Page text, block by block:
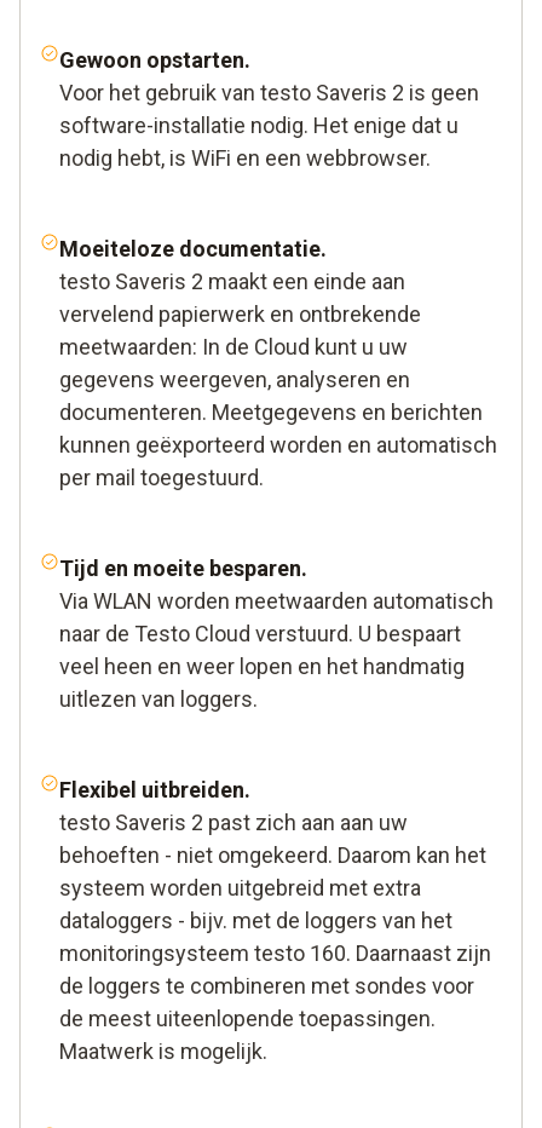
Gewoon opstarten.
Voor het gebruik van testo Saveris 2 is geen
software-installatie nodig. Het enige dat u
nodig hebt, is WiFi en een webbrowser.
Moeiteloze documentatie.
testo Saveris 2 maakt een einde aan
vervelend papierwerk en ontbrekende
meetwaarden: In de Cloud kunt u uw
gegevens weergeven, analyseren en
documenteren. Meetgegevens en berichten
kunnen geëxporteerd worden en automatisch
per mail toegestuurd.
Tijd en moeite besparen.
Via WLAN worden meetwaarden automatisch
naar de Testo Cloud verstuurd. U bespaart
veel heen en weer lopen en het handmatig
uitlezen van loggers.
Flexibel uitbreiden.
testo Saveris 2 past zich aan aan uw
behoeften - niet omgekeerd. Daarom kan het
systeem worden uitgebreid met extra
dataloggers - bijv. met de loggers van het
monitoringsysteem testo 160. Daarnaast zijn
de loggers te combineren met sondes voor
de meest uiteenlopende toepassingen.
Maatwerk is mogelijk.